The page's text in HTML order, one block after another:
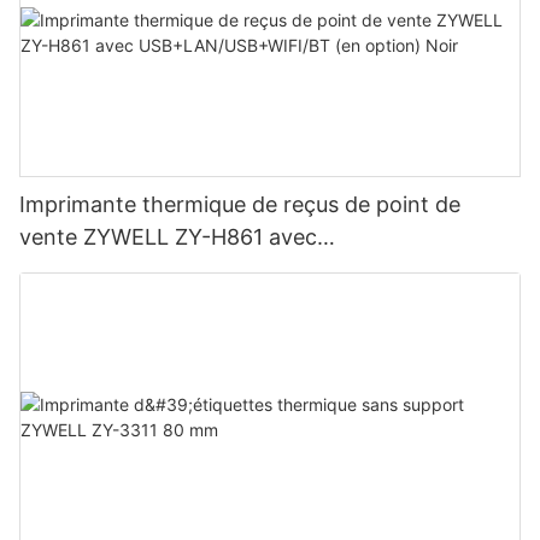
Imprimante thermique de reçus de point de
vente ZYWELL ZY-H861 avec
USB+LAN/USB+WIFI/BT (en option) Noir